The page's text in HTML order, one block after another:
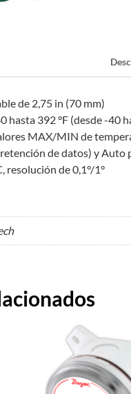
de 2,75 in (70 mm)
hasta 392 °F (desde -40
MAX/MIN de
de datos) y
resolución de 0,1°/1°